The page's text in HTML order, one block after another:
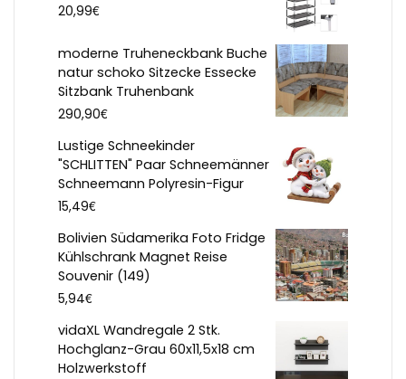
20,99€
moderne Truheneckbank Buche
natur schoko Sitzecke Essecke
Sitzbank Truhenbank
290,90€
Lustige Schneekinder
"SCHLITTEN" Paar Schneemänner
Schneemann Polyresin-Figur
15,49€
Bolivien Südamerika Foto Fridge
Kühlschrank Magnet Reise
Souvenir (149)
5,94€
vidaXL Wandregale 2 Stk.
Hochglanz-Grau 60x11,5x18 cm
Holzwerkstoff